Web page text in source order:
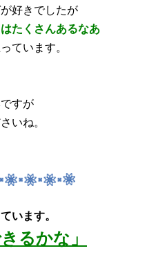
好きでしたが
たくさんあるなあ
ています。
すが
いね。
います。
るかな」